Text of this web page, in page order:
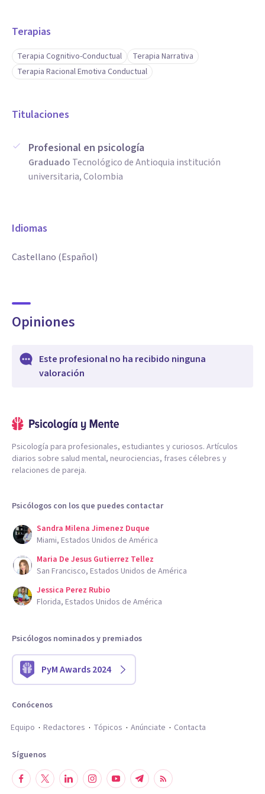
Terapias
Terapia Cognitivo-Conductual
Terapia Narrativa
Terapia Racional Emotiva Conductual
Titulaciones
Profesional en psicología
Graduado Tecnológico de Antioquia institución
universitaria, Colombia
Idiomas
Castellano (Español)
Opiniones
Este profesional no ha recibido ninguna
valoración
Psicología para profesionales, estudiantes y curiosos. Artículos
diarios sobre salud mental, neurociencias, frases célebres y
relaciones de pareja.
Psicólogos con los que puedes contactar
Sandra Milena Jimenez Duque
Miami, Estados Unidos de América
Maria De Jesus Gutierrez Tellez
San Francisco, Estados Unidos de América
Jessica Perez Rubio
Florida, Estados Unidos de América
Psicólogos nominados y premiados
PyM Awards 2024
Conócenos
Equipo
Redactores Tópicos Anúnciate Contacta
Síguenos